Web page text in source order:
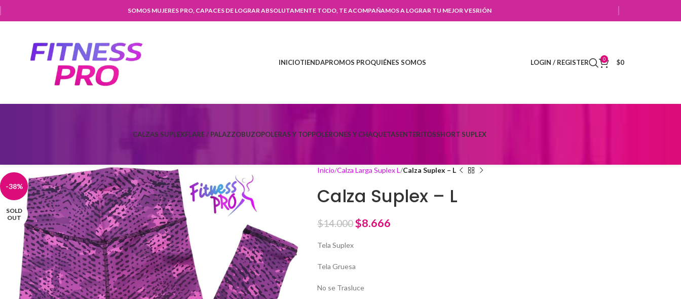
SOMOS MUJERES PRO, CAPACES DE LOGRAR ABSOLUTAMENTE TODO, TE ACOMPAÑAMOS A LOGRAR TU MEJOR VESRIÓN
INICIOTIENDAPROMOS PROQUIÉNES SOMOS LOGIN / REGISTER 0 $0
CALZAS SUPLEXFLARE / PALAZZOBUZOPOLERAS Y TOPPOLERONES Y CHAQUETASENTERITOSSHORT SUPLEX
-38%
SOLD
OUT
Inicio Calza Larga Suplex L Calza Suplex – L
Calza Suplex – L
$14.000$8.666
Tela Suplex
Tela Gruesa
No se Trasluce